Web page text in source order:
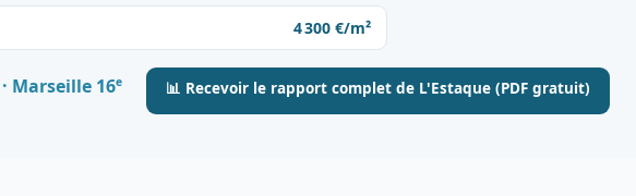
4 300 €/m²
Marseille 16e 📊 Recevoir le rapport complet de L'Estaque (PDF gratuit)